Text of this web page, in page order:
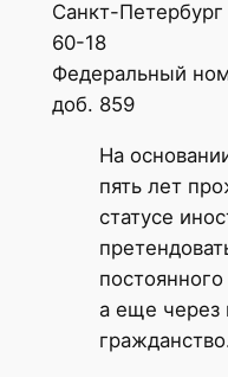
Санкт-
60-18
Федеральный
доб. 859
На
пять лет
статусе
а еще через